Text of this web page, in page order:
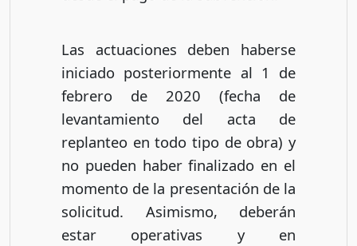
Las actuaciones deben haberse
iniciado posteriormente al 1 de
febrero de 2020 (fecha de
levantamiento del acta de
replanteo en todo tipo de obra) y
no pueden haber finalizado en el
momento de la presentación de la
solicitud. Asimismo, deberán
estar operativas y en